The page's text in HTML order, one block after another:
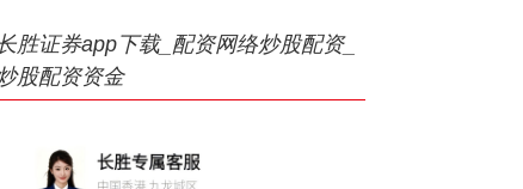
胜证券app下载_配资网络炒股配资_
股配资资金